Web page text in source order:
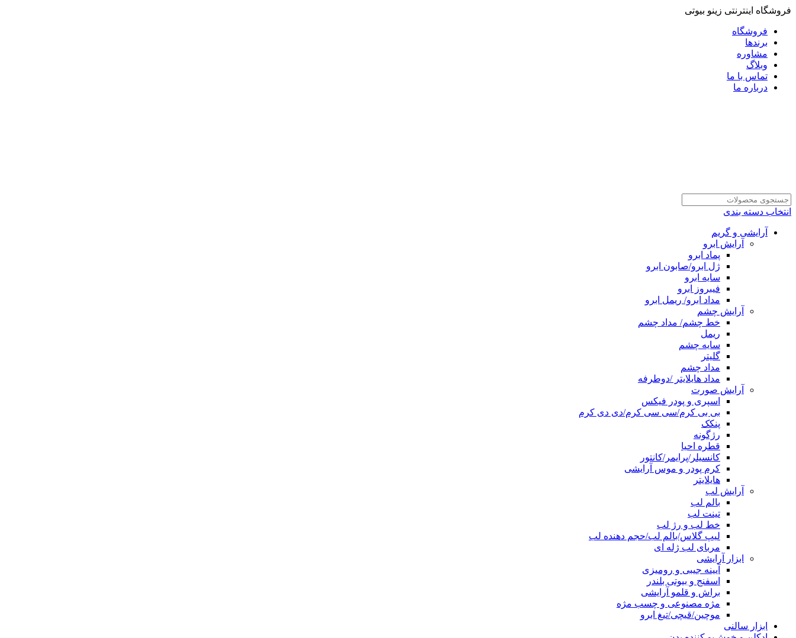
فروشگاه اینترنتی زینو بیوتی
فروشگاه
برندها
مشاوره
وبلاگ
تماس با ما
درباره ما
انتخاب دسته بندی
آرایشی و گریم
آرایش ابرو
پماد ابرو
ژل ابرو/صابون ابرو
سایه ابرو
فیبروز ابرو
مداد ابرو/ ریمل ابرو
آرایش چشم
خط چشم/ مداد چشم
ریمل
سایه چشم
گلیتر
مداد چشم
مداد هایلایتر /دوطرفه
آرایش صورت
اسپری و پودر فیکس
بی بی کرم/سی سی کرم/دی دی کرم
پنکک
رژگونه
قطره احیا
کانسیلر/پرایمر/کانتور
کرم پودر و موس آرایشی
هایلایتر
آرایش لب
بالم لب
تینت لب
خط لب و رژ لب
لیپ گلاس/بالم لب/حجم دهنده لب
مربای لب ژله ای
ابزار آرایشی
آیینه جیبی و رومیزی
اسفنج و بیوتی بلندر
براش و قلمو آرایشی
مژه مصنوعی و چسب مژه
موچین/قیچی/تیغ ابرو
ابزار سالنی